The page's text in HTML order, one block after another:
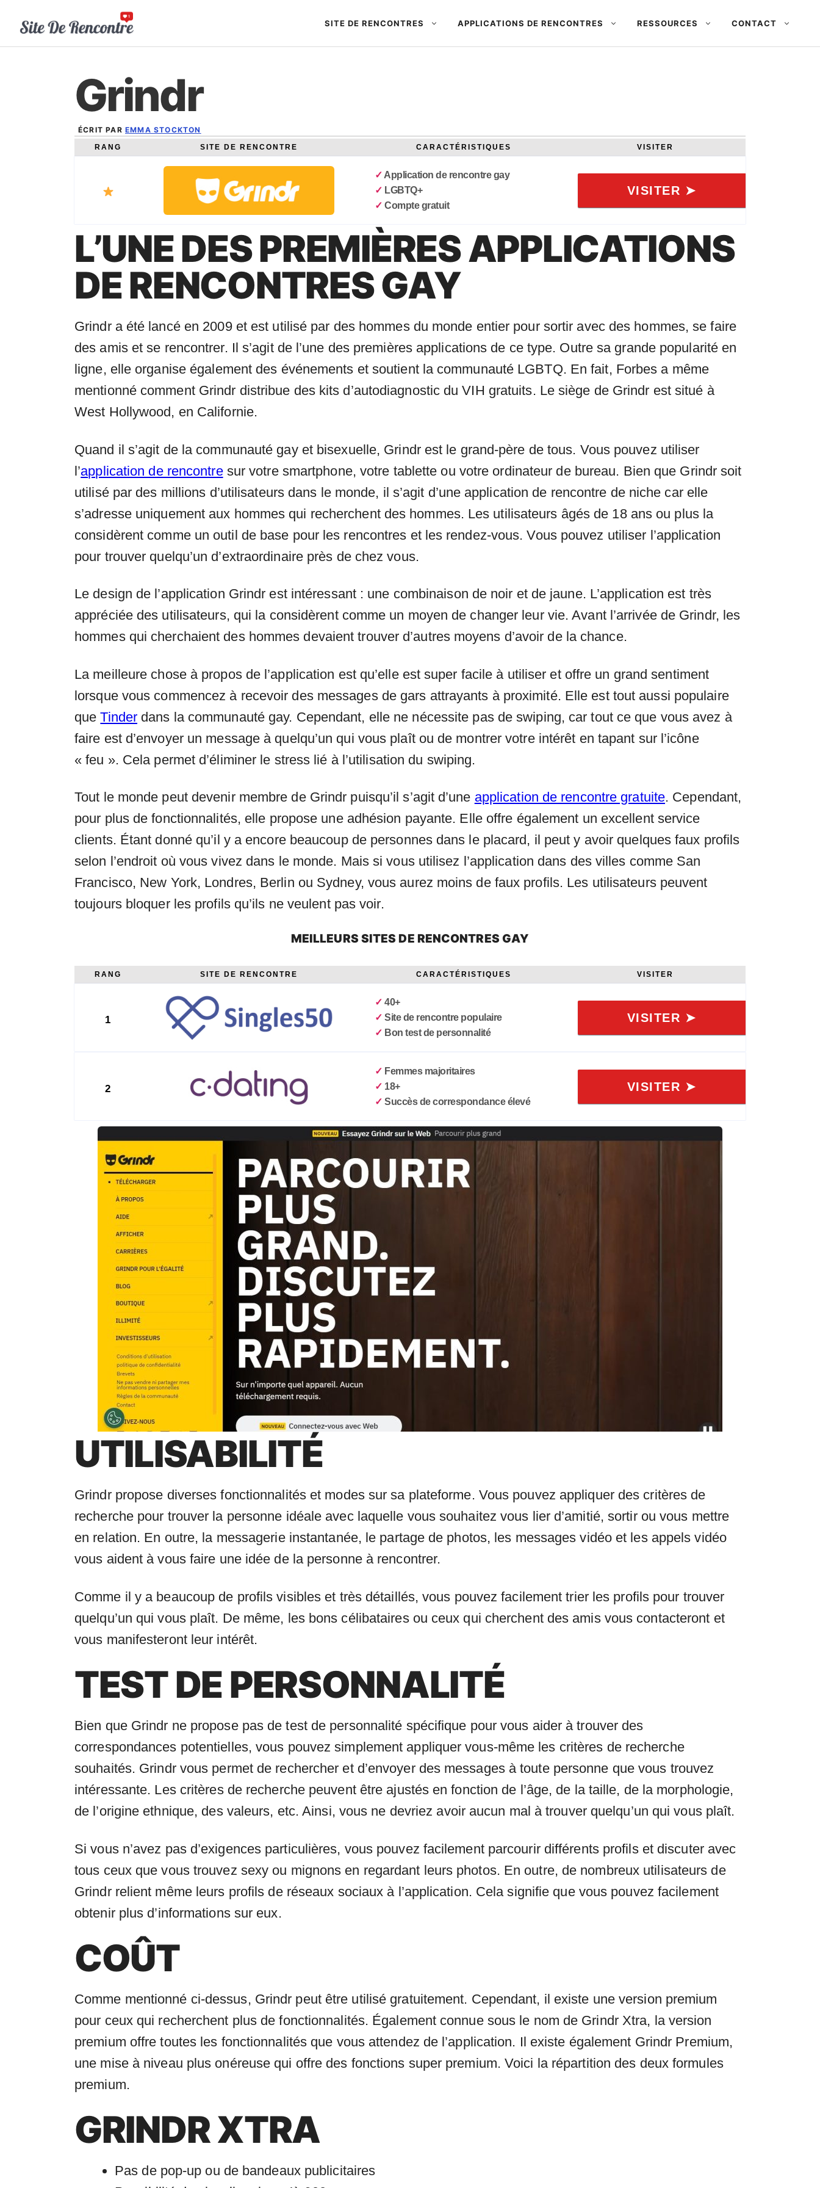
SITE DE RENCONTRES APPLICATIONS DE RENCONTRES RESSOURCES CONTACT
Grindr
ÉCRIT PAR EMMA STOCKTON
DÉCEMBRE 12, 2024
RANG SITE DE RENCONTRE CARACTÉRISTIQUES VISITER
✓ Application de rencontre gay
✓ LGBTQ+
✓ Compte gratuit
VISITER ➤
L’UNE DES PREMIÈRES APPLICATIONS
DE RENCONTRES GAY
Grindr a été lancé en 2009 et est utilisé par des hommes du monde entier pour sortir avec des hommes, se faire
des amis et se rencontrer. Il s’agit de l’une des premières applications de ce type. Outre sa grande popularité en
ligne, elle organise également des événements et soutient la communauté LGBTQ. En fait, Forbes a même
mentionné comment Grindr distribue des kits d’autodiagnostic du VIH gratuits. Le siège de Grindr est situé à
West Hollywood, en Californie.
Quand il s’agit de la communauté gay et bisexuelle, Grindr est le grand-père de tous. Vous pouvez utiliser
l’application de rencontresur votre smartphone, votre tablette ou votre ordinateur de bureau. Bien que Grindr soit
utilisé par des millions d’utilisateurs dans le monde, il s’agit d’une application de rencontre de niche car elle
s’adresse uniquement aux hommes qui recherchent des hommes. Les utilisateurs âgés de 18 ans ou plus la
considèrent comme un outil de base pour les rencontres et les rendez-vous. Vous pouvez utiliser l’application
pour trouver quelqu’un d’extraordinaire près de chez vous.
Le design de l’application Grindr est intéressant : une combinaison de noir et de jaune. L’application est très
appréciée des utilisateurs, qui la considèrent comme un moyen de changer leur vie. Avant l’arrivée de Grindr, les
hommes qui cherchaient des hommes devaient trouver d’autres moyens d’avoir de la chance.
La meilleure chose à propos de l’application est qu’elle est super facile à utiliser et offre un grand sentiment
lorsque vous commencez à recevoir des messages de gars attrayants à proximité. Elle est tout aussi populaire
queTinder dans la communauté gay. Cependant, elle ne nécessite pas de swiping, car tout ce que vous avez à
faire est d’envoyer un message à quelqu’un qui vous plaît ou de montrer votre intérêt en tapant sur l’icône
« feu ». Cela permet d’éliminer le stress lié à l’utilisation du swiping.
Tout le monde peut devenir membre de Grindr puisqu’il s’agit d’une application de rencontre gratuite. Cependant,
pour plus de fonctionnalités, elle propose une adhésion payante. Elle offre également un excellent service
clients. Étant donné qu’il y a encore beaucoup de personnes dans le placard, il peut y avoir quelques faux profils
selon l’endroit où vous vivez dans le monde. Mais si vous utilisez l’application dans des villes comme San
Francisco, New York, Londres, Berlin ou Sydney, vous aurez moins de faux profils. Les utilisateurs peuvent
toujours bloquer les profils qu’ils ne veulent pas voir.
MEILLEURS SITES DE RENCONTRES GAY
RANG SITE DE RENCONTRE CARACTÉRISTIQUES VISITER
1
✓ 40+
✓ Site de rencontre populaire
✓ Bon test de personnalité
VISITER ➤
2
✓ Femmes majoritaires
✓ 18+
✓ Succès de correspondance élevé
VISITER ➤
UTILISABILITÉ
Grindr propose diverses fonctionnalités et modes sur sa plateforme. Vous pouvez appliquer des critères de
recherche pour trouver la personne idéale avec laquelle vous souhaitez vous lier d’amitié, sortir ou vous mettre
en relation. En outre, la messagerie instantanée, le partage de photos, les messages vidéo et les appels vidéo
vous aident à vous faire une idée de la personne à rencontrer.
Comme il y a beaucoup de profils visibles et très détaillés, vous pouvez facilement trier les profils pour trouver
quelqu’un qui vous plaît. De même, les bons célibataires ou ceux qui cherchent des amis vous contacteront et
vous manifesteront leur intérêt.
TEST DE PERSONNALITÉ
Bien que Grindr ne propose pas de test de personnalité spécifique pour vous aider à trouver des
correspondances potentielles, vous pouvez simplement appliquer vous-même les critères de recherche
souhaités. Grindr vous permet de rechercher et d’envoyer des messages à toute personne que vous trouvez
intéressante. Les critères de recherche peuvent être ajustés en fonction de l’âge, de la taille, de la morphologie,
de l’origine ethnique, des valeurs, etc. Ainsi, vous ne devriez avoir aucun mal à trouver quelqu’un qui vous plaît.
Si vous n’avez pas d’exigences particulières, vous pouvez facilement parcourir différents profils et discuter avec
tous ceux que vous trouvez sexy ou mignons en regardant leurs photos. En outre, de nombreux utilisateurs de
Grindr relient même leurs profils de réseaux sociaux à l’application. Cela signifie que vous pouvez facilement
obtenir plus d’informations sur eux.
COÛT
Comme mentionné ci-dessus, Grindr peut être utilisé gratuitement. Cependant, il existe une version premium
pour ceux qui recherchent plus de fonctionnalités. Également connue sous le nom de Grindr Xtra, la version
premium offre toutes les fonctionnalités que vous attendez de l’application. Il existe également Grindr Premium,
une mise à niveau plus onéreuse qui offre des fonctions super premium. Voici la répartition des deux formules
premium.
GRINDR XTRA
Pas de pop-up ou de bandeaux publicitaires